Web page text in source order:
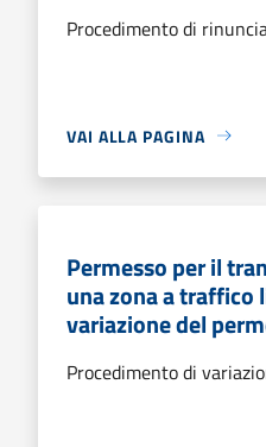
Procedimento di
VAI ALLA PAGINA
Permesso per il
una zona a traffico
variazione del
Procedimento di